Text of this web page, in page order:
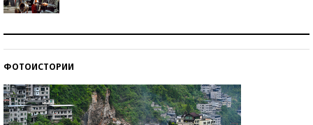
ФОТОИСТОРИИ